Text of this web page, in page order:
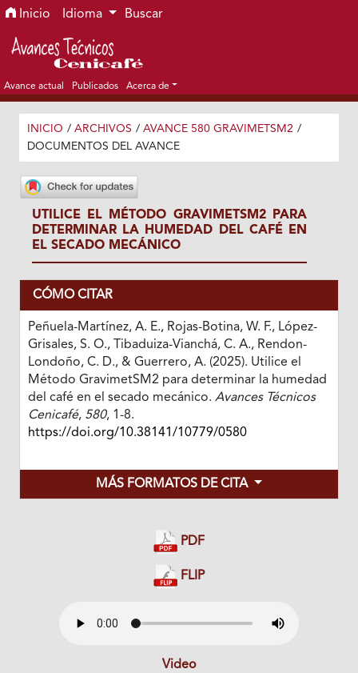
Ir al menú de navegación principal
Ir al contenido principal
Ir al pie de página del sitio
Inicio Idioma Buscar
Avance actual Publicados Acerca de
INICIO / ARCHIVOS / AVANCE 580 GRAVIMETSM2 /
DOCUMENTOS DEL AVANCE
UTILICE EL MÉTODO GRAVIMETSM2 PARA
DETERMINAR LA HUMEDAD DEL CAFÉ EN
EL SECADO MECÁNICO
CÓMO CITAR
Peñuela-Martínez, A. E., Rojas-Botina, W. F., López-
Grisales, S. O., Tibaduiza-Vianchá, C. A., Rendon-
Londoño, C. D., & Guerrero, A. (2025). Utilice el
Método GravimetSM2 para determinar la humedad
del café en el secado mecánico. Avances Técnicos
Cenicafé, 580, 1-8.
https://doi.org/10.38141/10779/0580
MÁS FORMATOS DE CITA
PDF
FLIP
Video